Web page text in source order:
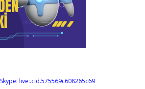
Skype: live:.cid.575569c608265c69